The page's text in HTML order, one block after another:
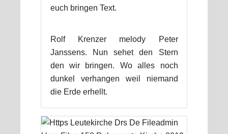
euch bringen Text.
Rolf Krenzer melody Peter
Janssens. Nun sehet den Stern
den wir bringen. Wo alles noch
dunkel verhangen weil niemand
die Erde erhellt.